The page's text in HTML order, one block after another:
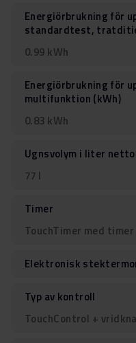
Energiörbrukning för
standardtest,
0.99 kWh
Energiörbrukning för
multifunktion (kWh)
0.83 kWh
Ugnsvolym i liter netto
77 l
Timer
TouchTimer med
Elektronisk
Typ av kontroll
TouchControl +